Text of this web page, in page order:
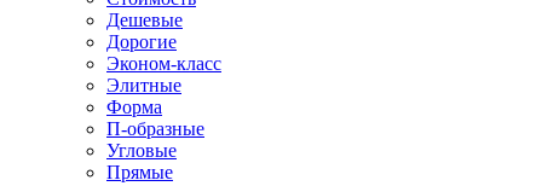
Дешевые
Дорогие
Эконом-класс
Элитные
Форма
П-образные
Угловые
Прямые